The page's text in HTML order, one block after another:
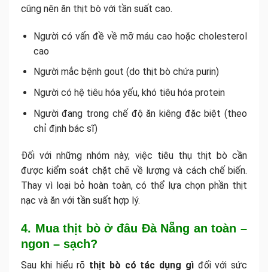
cũng nên ăn thịt bò với tần suất cao.
Người có vấn đề về mỡ máu cao hoặc cholesterol
cao
Người mắc bệnh gout (do thịt bò chứa purin)
Người có hệ tiêu hóa yếu, khó tiêu hóa protein
Người đang trong chế độ ăn kiêng đặc biệt (theo
chỉ định bác sĩ)
Đối với những nhóm này, việc tiêu thụ thịt bò cần
được kiểm soát chặt chẽ về lượng và cách chế biến.
Thay vì loại bỏ hoàn toàn, có thể lựa chọn phần thịt
nạc và ăn với tần suất hợp lý.
4. Mua thịt bò ở đâu Đà Nẵng an toàn –
ngon – sạch?
Sau khi hiểu rõ thịt bò có tác dụng gìđối với sức